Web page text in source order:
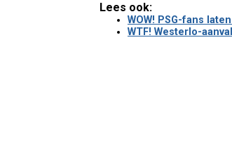
Lees ook:
WOW! PSG-fans
WTF! Westerlo-